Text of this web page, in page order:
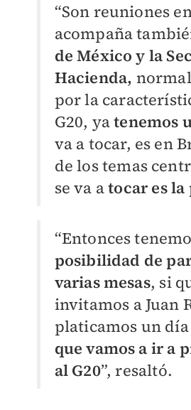
“Son reuniones
acompaña
de México y la
Hacienda,
por la
G20, yatenemos
va a tocar, es en
de los temas
se va atocar es la
“Entonces
posibilidad de
varias mesas, si
invitamos a Juan
platicamos un día
que vamos a ir a
al G20”, resaltó.